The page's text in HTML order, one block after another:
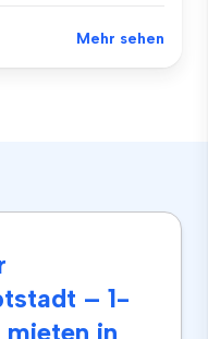
Mehr sehen
– 1-
in